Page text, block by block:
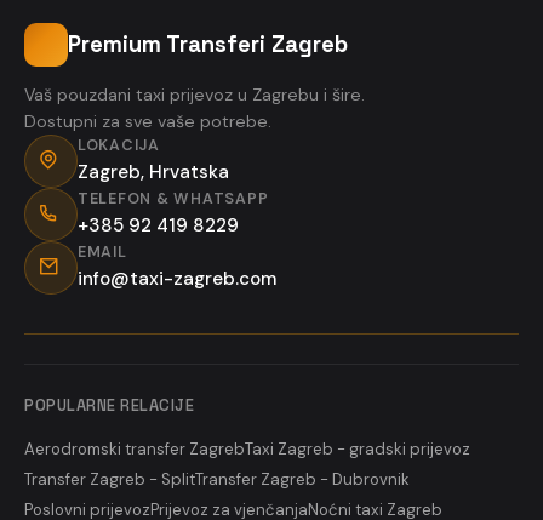
Premium Transferi Zagreb
Vaš pouzdani taxi prijevoz u Zagrebu i šire.
Dostupni za sve vaše potrebe.
LOKACIJA
Zagreb, Hrvatska
TELEFON & WHATSAPP
+385 92 419 8229
EMAIL
info@taxi-zagreb.com
POPULARNE RELACIJE
Aerodromski transfer ZagrebTaxi Zagreb - gradski prijevoz
Transfer Zagreb - SplitTransfer Zagreb - Dubrovnik
Poslovni prijevozPrijevoz za vjenčanjaNoćni taxi Zagreb